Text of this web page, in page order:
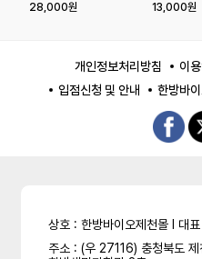
28,000원
13,000원
개인정보처리방침 이
입점신청 및 안내
한방바
상호 : 한방바이오제천몰 l 대
주소 : (우 27116) 충청북도 제